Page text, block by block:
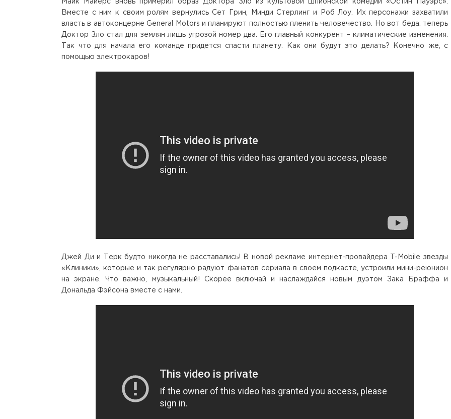
Майк Майерс вновь примерил образ Доктора Зло из культовой шпионской комедии «Остин Пауэрс».
Вместе с ним к своим ролям вернулись Сет Грин, Минди Стерлинг и Роб Лоу. Их персонажи захватили
власть в автоконцерне General Motors и планируют полностью пленить человечество. Но вот беда: теперь
Доктор Зло стал для землян лишь угрозой номер два. Его главный конкурент – климатические изменения.
Так что для начала его команде придется спасти планету. Как они будут это делать? Конечно же, с
помощью электрокаров!
Джей Ди и Терк будто никогда не расставались! В новой рекламе интернет-провайдера T-Mobile звезды
«Клиники», которые и так регулярно радуют фанатов сериала в своем подкасте, устроили мини-реюнион
на экране. Что важно, музыкальный! Скорее включай и наслаждайся новым дуэтом Зака Браффа и
Дональда Фэйсона вместе с нами.